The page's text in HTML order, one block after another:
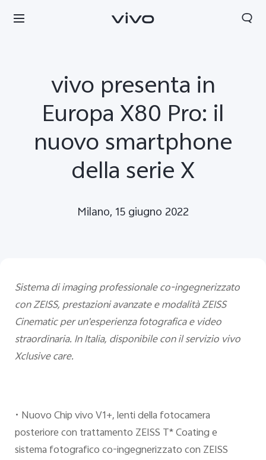
vivo presenta in
Europa X80 Pro: il
nuovo smartphone
della serie X
Milano, 15 giugno 2022
Sistema di imaging professionale co-ingegnerizzato
con ZEISS, prestazioni avanzate e modalità ZEISS
Cinematic per un'esperienza fotografica e video
straordinaria. In Italia, disponibile con il servizio vivo
Xclusive care.
• Nuovo Chip vivo V1+, lenti della fotocamera
posteriore con trattamento ZEISS T* Coating e
sistema fotografico co-ingegnerizzato con ZEISS